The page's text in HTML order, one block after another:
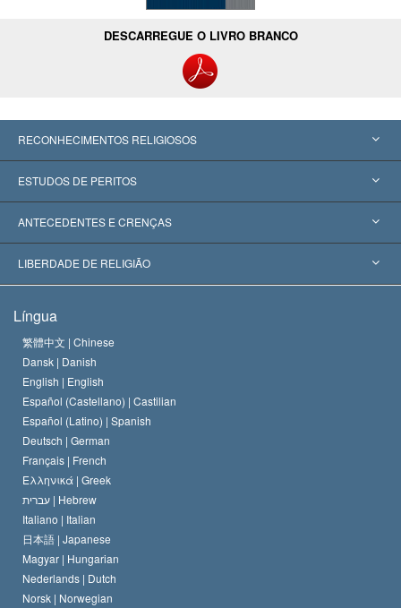
DESCARREGUE O LIVRO BRANCO
RECONHECIMENTOS RELIGIOSOS
Estados Unidos
Reconhecimentos Mundiais
Decisões Históricas
ESTUDOS DE PERITOS
Apreciações por Categoria
Os Peritos Mais Proeminentes do Mundo
ANTECEDENTES E CRENÇAS
L. Ron Hubbard
O Credo da Igreja de Scientology
O Código de Um Scientologist
David Miscavige
LIBERDADE DE RELIGIÃO
Normas Internacionais de Direitos Humanos
Proclamação sobre Religião
Língua
繁體中文 | Chinese
Dansk | Danish
English | English
Español (Castellano) | Castilian
Español (Latino) | Spanish
Deutsch | German
Français | French
Ελληνικά | Greek
עברית | Hebrew
Italiano | Italian
日本語 | Japanese
Magyar | Hungarian
Nederlands | Dutch
Norsk | Norwegian